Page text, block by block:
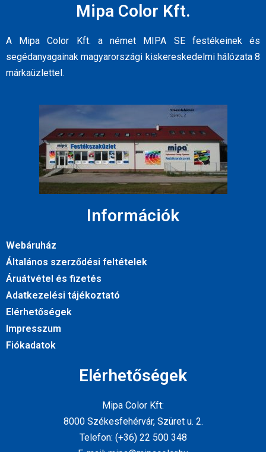
Mipa Color Kft.
A Mipa Color Kft. a német MIPA SE festékeinek és
segédanyagainak magyarországi kiskereskedelmi hálózata 8
márkaüzlettel.
Információk
Webáruház
Általános szerződési feltételek
Áruátvétel és fizetés
Adatkezelési tájékoztató
Elérhetőségek
Impresszum
Fiókadatok
Elérhetőségek
Mipa Color Kft:
8000 Székesfehérvár, Szüret u. 2.
Telefon: (+36) 22 500 348